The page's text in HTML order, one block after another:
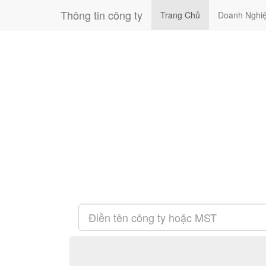
Thông tin công ty Trang Chủ Doanh